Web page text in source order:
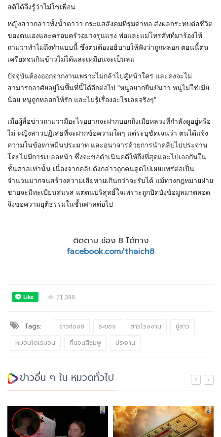
สติได้จึงรู้ว่าไม่ใช่เพื่อน
​หญิงสาวกล่าวทั้งน้ำตาว่า กระแสสังคมที่รุมด่าทอ ส่งผลกระทบต่อชีวิต
ของตนเองและครอบครัวอย่างรุนแรง พ่อและแม่โทรศัพท์มาร้องไห้
ถามว่าทำไมถึงทำแบบนี้ ซึ่งตนต้องอธิบายให้ฟังว่าถูกหลอก ตอนนี้ตน
เครียดจนกินข้าวไม่ได้และเหมือนจะเป็นลม
ปัจจุบันต้องออกจากงานเพราะไม่กล้าไปสู้หน้าใคร และคงจะไม่
สามารถอาศัยอยู่ในพื้นที่นี้ได้อีกต่อไป "หนูอยากยืนยันว่า หนูไม่ใช่เมีย
น้อย หนูถูกหลอกให้รัก และไม่รู้เรื่องอะไรเลยจริงๆ"
​เมื่อผู้สื่อข่าวถามว่ามีอะไรอยากจะฝากบอกถึงเมียหลวงที่กำลังดูอยู่หรือ
ไม่ หญิงสาวปฏิเสธที่จะฝากข้อความใดๆ แต่ระบุชัดเจนว่า ตนได้แจ้ง
ความในข้อหาหมิ่นประมาท และอนาจารด้วยการนำคลิปไปประจาน
โดยไม่มีการเบลอหน้า ซึ่งจะขอดำเนินคดีให้ถึงที่สุดและไปเจอกันใน
ชั้นศาลเท่านั้น เนื่องจากคลิปดังกล่าวถูกคนดูดไปเผยแพร่ต่อเป็น
จำนวนมากจนสร้างความเสียหายเกินกว่าจะรับได้ แม้ทางกฎหมายฝ่าย
ชายจะมีทะเบียนสมรส แต่ตนบริสุทธิ์ใจเพราะถูกปิดบังข้อมูลมาตลอด
จึงขอความยุติธรรมในชั้นศาลต่อไป
ติดตาม ช่อง 8 ได้ทาง
facebook.com/thaich8
21,398
Tags: ข่าวช่อง8 ระยอง สาวโรงงาน
ชู้สาว
หมอนโดเรมอน
ที่นอนสีชมพู ประจาน
ข่าวอื่น ๆ ใน หมวดทั่วไป